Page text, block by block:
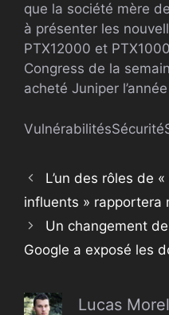
que la société mère
à présenter les
PTX12000 et
Congress de la
acheté Juniper
VulnérabilitésSécurité
L’un des rôles de
influents » rapportera
Un changement de
Google a exposé les
Lucas Morel